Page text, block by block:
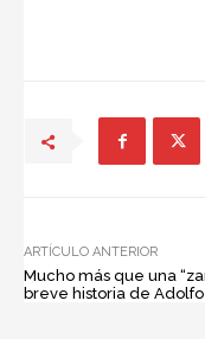
ARTÍCULO ANTERIOR
Mucho más que una
breve historia de